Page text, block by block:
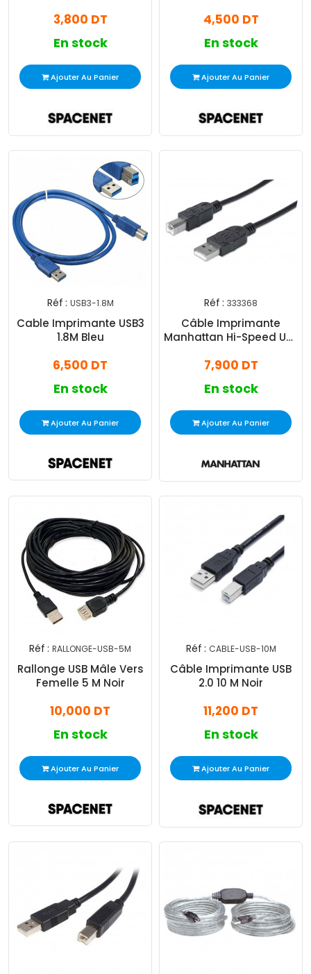
3,800 DT
En stock
Ajouter Au Panier
4,500 DT
En stock
Ajouter Au Panier
Réf : USB3-1.8M
Cable Imprimante USB3
1.8M Bleu
6,500 DT
En stock
Ajouter Au Panier
Réf : 333368
Câble Imprimante
Manhattan Hi-Speed USB
7,900 DT
En stock
Ajouter Au Panier
Réf : RALLONGE-USB-5M
Rallonge USB Mâle Vers
Femelle 5 M Noir
10,000 DT
En stock
Ajouter Au Panier
Réf : CABLE-USB-10M
Câble Imprimante USB
2.0 10 M Noir
11,200 DT
En stock
Ajouter Au Panier